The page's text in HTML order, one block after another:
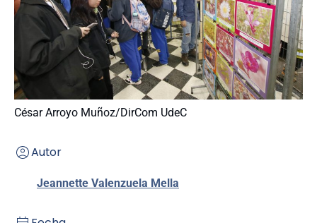
César Arroyo Muñoz/DirCom UdeC
Autor
Jeannette Valenzuela Mella